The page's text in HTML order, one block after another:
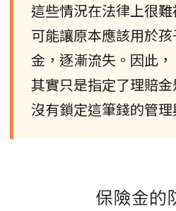
這些情況在法律上很
可能讓原本應該用於
金，逐漸流失。因此，
其實只是指定了理賠
沒有鎖定這筆錢的管理